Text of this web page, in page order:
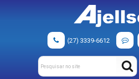
(27) 3339-6612